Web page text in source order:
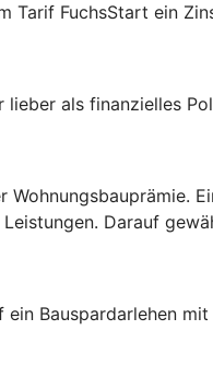
FuchsStart ein
als finanzielles
Darauf
Bauspardarlehen